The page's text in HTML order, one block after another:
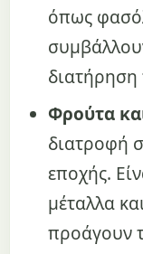
όπως
διατήρηση
Φρούτα
διατροφή
εποχής.
μέταλλα
προάγουν